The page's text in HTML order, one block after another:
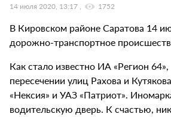
14 июля 2020, 13:17 1752
В Кировском районе Саратова 14
дорожно-транспортное
Как стало известно ИА «Регион
пересечении улиц Рахова и
«Нексия» и УАЗ «Патриот».
водительскую дверь. К счастью,